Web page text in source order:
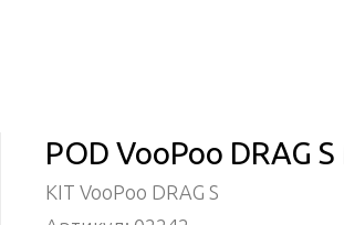
POD VooPoo DRAG
KIT VooPoo DRAG S